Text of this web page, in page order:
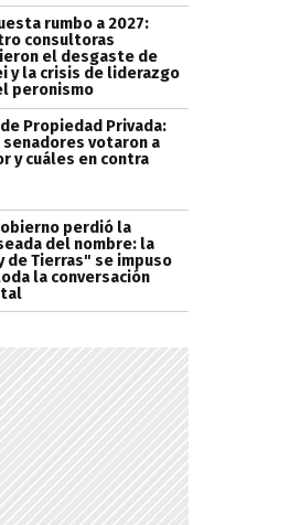
rumbo a 2027:
consultoras
el desgaste de
y la crisis de liderazgo
peronismo
de Propiedad Privada:
senadores votaron a
y cuáles en contra
perdió la
del nombre: la
de Tierras" se impuso
la conversación